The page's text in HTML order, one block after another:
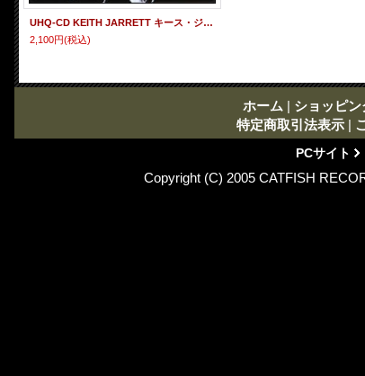
UHQ-CD KEITH JARRETT キース・ジャレット / FACING YOU フェイシング・ユー
2,100円(税込)
ホーム | ショッピン
特定商取引法表示 |
PCサイト
Copyright (C) 2005 CATFISH